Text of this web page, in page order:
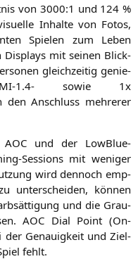
von 3000:1 und 124 %
Inhal­te von Fotos,
Spie­len zum Leben
Dis­plays mit sei­nen Blick­
gleich­zei­tig genie­
‑1.4- sowie 1x
den Anschluss meh­re­rer
AOC und der Low­Blue-
Ses­si­ons mit weni­ger
wird den­noch emp­
unter­schei­den, kön­nen
und die Grau­
AOC Dial Point (On-
der Genau­ig­keit und Ziel­
fehlt.